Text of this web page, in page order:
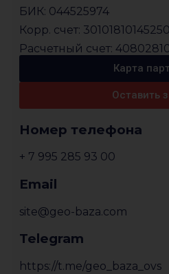
Номер телефона
+ 7 995 285 93 00
Email
site@geo-baza.com
Telegram
https://t.me/geo_baza_ovs
БИК: 044525974
Корр. счет:
Расчетный счет:
Карта
Оставить